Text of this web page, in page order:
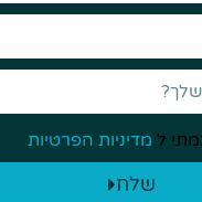
ל מדיניות הפרטיות
שלח